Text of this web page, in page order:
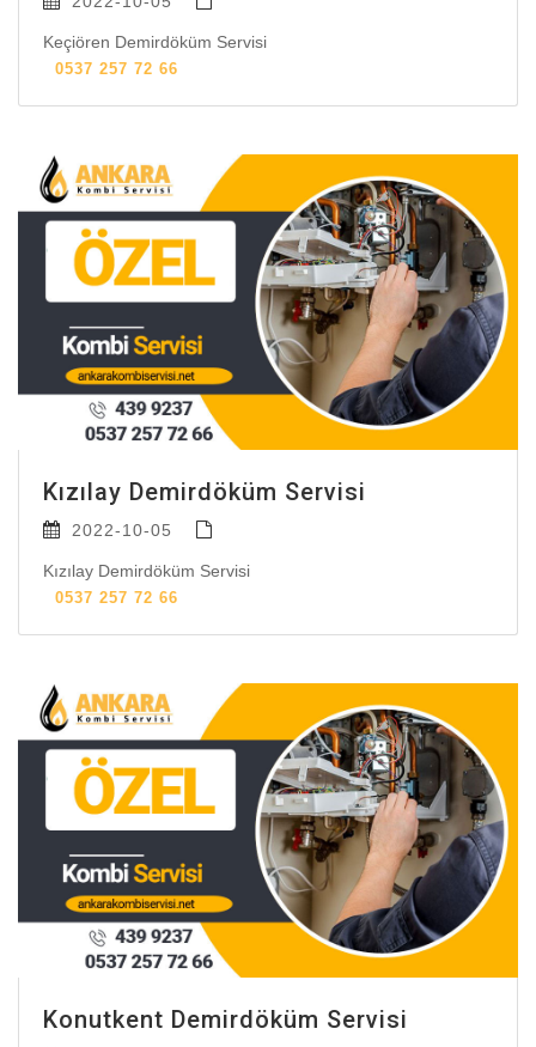
Keçiören Demirdöküm Servisi
0537 257 72 66
Kızılay Demirdöküm Servisi
2022-10-05
Kızılay Demirdöküm Servisi
0537 257 72 66
Konutkent Demirdöküm Servisi